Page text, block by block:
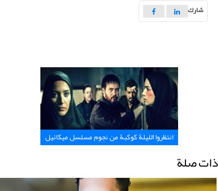
شارك
انتظروا الليلة كوكبة من نجوم مسلسل ميكائيل
ذات صلة